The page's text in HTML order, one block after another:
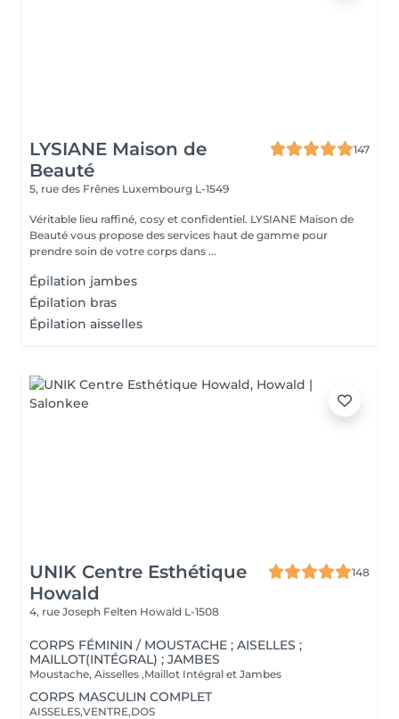
LYSIANE Maison de
Beauté
147
5, rue des Frênes Luxembourg L-1549
Véritable lieu raffiné, cosy et confidentiel. LYSIANE Maison de
Beauté vous propose des services haut de gamme pour
prendre soin de votre corps dans ...
Épilation jambes
Épilation bras
Épilation aisselles
UNIK Centre Esthétique
Howald
148
4, rue Joseph Felten Howald L-1508
CORPS FÉMININ / MOUSTACHE ; AISELLES ;
MAILLOT(INTÉGRAL) ; JAMBES
Moustache, Aisselles ,Maillot Intégral et Jambes
CORPS MASCULIN COMPLET
AISSELES,VENTRE,DOS